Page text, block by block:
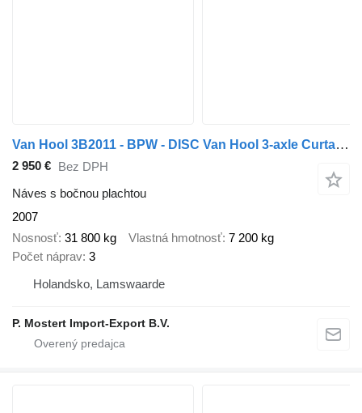
Van Hool 3B2011 - BPW - DISC Van Hool 3-axle Curtainside Trailer - BPW -
2 950 € Bez DPH
Náves s bočnou plachtou
2007
Nosnosť 31 800 kg Vlastná hmotnosť 7 200 kg
Počet náprav 3
Holandsko, Lamswaarde
P. Mostert Import-Export B.V.